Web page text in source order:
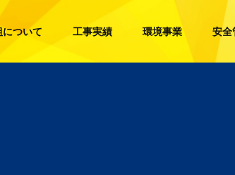
ついて 工事実績 環境事業 安全